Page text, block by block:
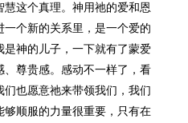
这个真理。神用祂的爱和恩
个新的关系里，是一个爱的
神的儿子，一下就有了蒙爱
尊贵感。感动不一样了，看
也愿意祂来带领我们，我们
顺服的力量很重要，只有在